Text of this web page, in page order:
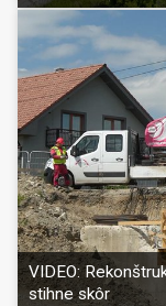
VIDEO:
stihne skôr